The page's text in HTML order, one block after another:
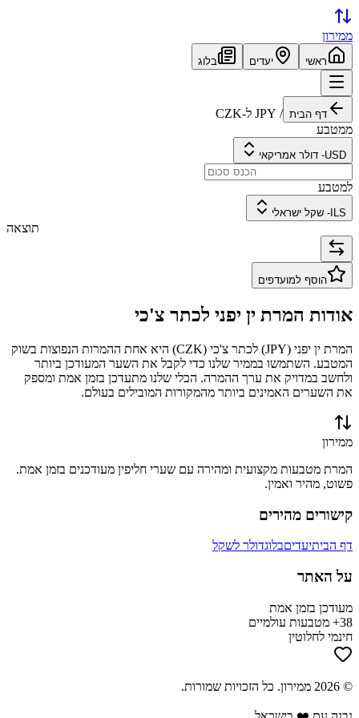
ממירון
ראשי יעדים בלוג
דף הבית /
JPY ל-CZK
ממטבע
USD
- דולר אמריקאי
למטבע
ILS
- שקל ישראלי
תוצאה
הוסף למועדפים
אודות המרת ין יפני לכתר צ'כי
המרת ין יפני (
JPY) לכתר צ'כי (
CZK) היא אחת ההמרות הנפוצות בשוק
המטבע. השתמשו בממיר שלנו כדי לקבל את השער המעודכן ביותר
ולחשב במדויק את ערך ההמרה. הכלי שלנו מתעדכן בזמן אמת ומספק
את השערים האמינים ביותר מהמקורות המובילים בעולם.
ממירון
המרת מטבעות מקצועית ומהירה עם שערי חליפין מעודכנים בזמן אמת.
פשוט, מהיר ואמין.
קישורים מהירים
דף הביתיעדיםבלוגדולר לשקל
על האתר
מעודכן בזמן אמת
38+ מטבעות עולמיים
חינמי לחלוטין
©
2026 ממירון. כל הזכויות שמורות.